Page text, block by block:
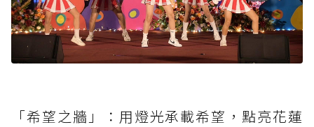
「希望之牆」：用燈光承載希望，點亮花蓮